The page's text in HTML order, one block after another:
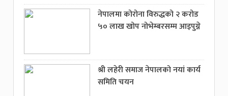
नेपालमा कोरोना विरुद्धको २ करोड
५० लाख खोप नोभेम्बरसम्म आइपुग्ने
श्री लहेरी समाज नेपालको नयां कार्य
समिति चयन